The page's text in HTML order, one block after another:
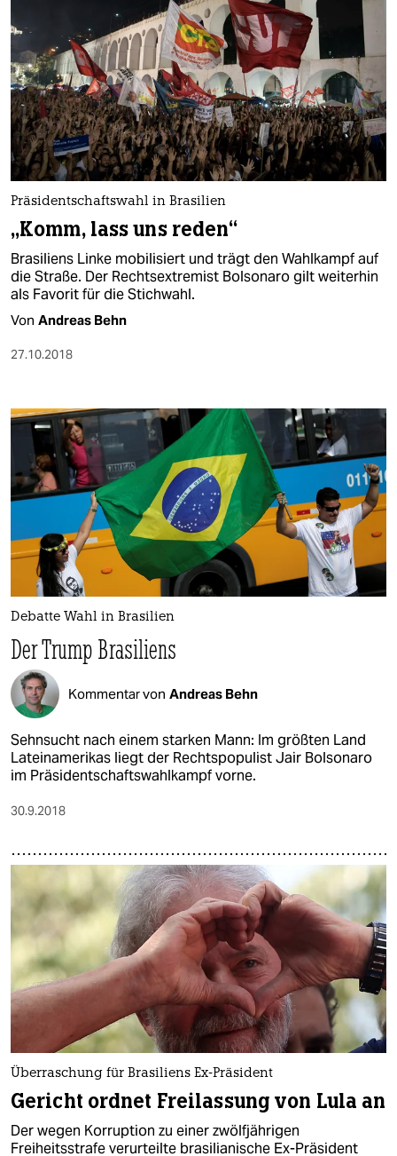
Präsidentschaftswahl in Brasilien
„Komm, lass uns reden“
Brasiliens Linke mobilisiert und trägt den Wahlkampf auf
die Straße. Der Rechtsextremist Bolsonaro gilt weiterhin
als Favorit für die Stichwahl.
Von Andreas Behn
27.10.2018
Debatte Wahl in Brasilien
Der Trump Brasiliens
Kommentar von Andreas Behn
Sehnsucht nach einem starken Mann: Im größten Land
Lateinamerikas liegt der Rechtspopulist Jair Bolsonaro
im Präsidentschaftswahlkampf vorne.
30.9.2018
Überraschung für Brasiliens Ex-Präsident
Gericht ordnet Freilassung von Lula an
Der wegen Korruption zu einer zwölfjährigen
Freiheitsstrafe verurteilte brasilianische Ex-Präsident